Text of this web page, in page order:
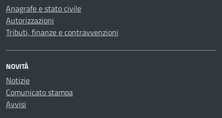
Anagrafe e stato civile
Autorizzazioni
Tributi, finanze e contravvenzioni
NOVITÀ
Notizie
Comunicato stampa
Avvisi